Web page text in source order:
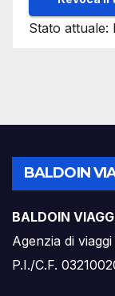
Stato attuale:
BALDOIN
BALDOIN
Agenzia di
P.I./C.F.